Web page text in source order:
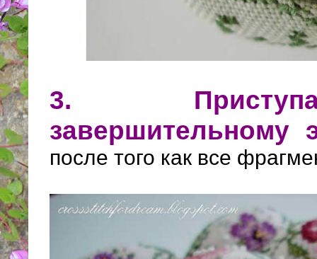
3.
завершительному
после того как все